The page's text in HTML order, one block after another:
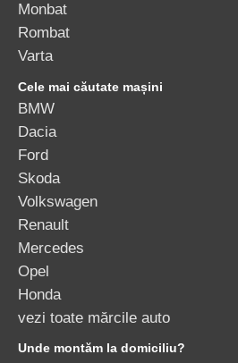
Monbat
Rombat
Varta
Cele mai căutate mașini
BMW
Dacia
Ford
Skoda
Volkswagen
Renault
Mercedes
Opel
Honda
vezi toate mărcile auto
Unde montăm la domiciliu?